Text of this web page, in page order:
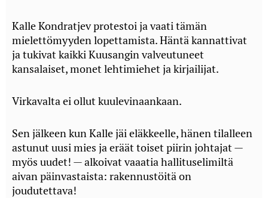
Kalle Kondratjev protestoi ja vaati tämän
mielettömyyden lopettamista. Häntä kannattivat
ja tukivat kaikki Kuusangin valveutuneet
kansalaiset, monet lehtimiehet ja kirjailijat.
Virkavalta ei ollut kuulevinaankaan.
Sen jälkeen kun Kalle jäi eläkkeelle, hänen tilalleen
astunut uusi mies ja eräät toiset piirin johtajat —
myös uudet! — alkoivat vaaatia hallituselimiltä
aivan päinvastaista: rakennustöitä on
joudutettava!